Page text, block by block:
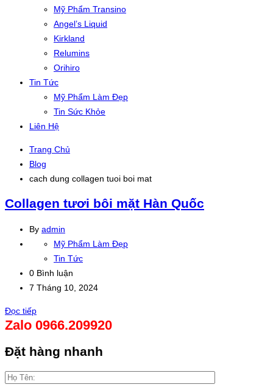
Mỹ Phẩm Transino
Angel’s Liquid
Kirkland
Relumins
Orihiro
Tin Tức
Mỹ Phẩm Làm Đẹp
Tin Sức Khỏe
Liên Hệ
Trang Chủ
Blog
cach dung collagen tuoi boi mat
Collagen tươi bôi mặt Hàn Quốc
By admin
Mỹ Phẩm Làm Đẹp
Tin Tức
0 Bình luận
7 Tháng 10, 2024
Đọc tiếp
Zalo 0966.209920
Đặt hàng nhanh